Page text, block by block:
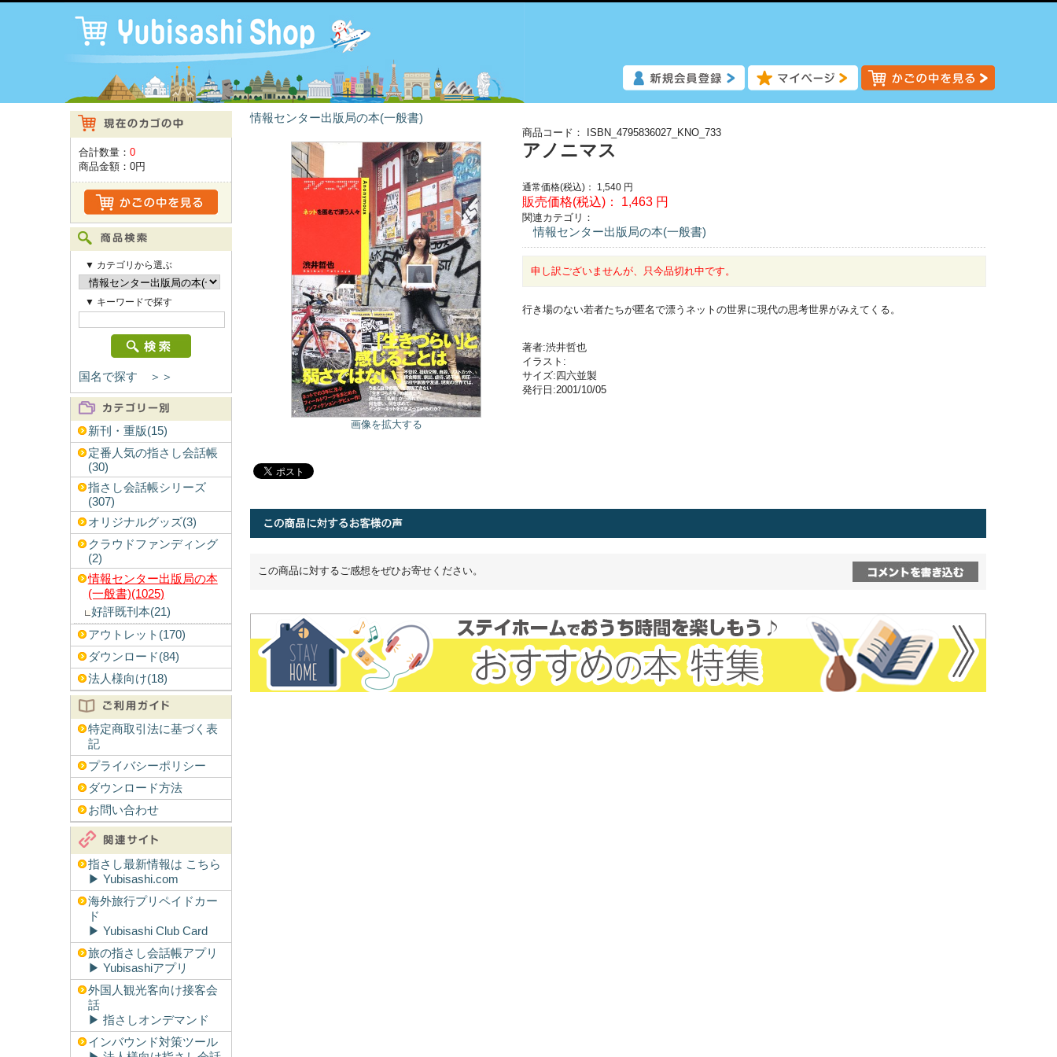
合計数量： 0
商品金額： 0円
▼ カテゴリから選ぶ
▼ キーワードで探す
国名で探す ＞＞
新刊・重版(15)
定番人気の指さし会話帳
(30)
指さし会話帳シリーズ
(307)
オリジナルグッズ(3)
クラウドファンディング
(2)
情報センター出版局の本
(一般書)(1025)
好評既刊本(21)
アウトレット(170)
ダウンロード(84)
法人様向け(18)
特定商取引法に基づく表
記
プライバシーポリシー
ダウンロード方法
お問い合わせ
指さし最新情報は こちら
▶︎ Yubisashi.com
海外旅行プリペイドカー
ド
▶︎ Yubisashi Club Card
旅の指さし会話帳アプリ
▶︎ Yubisashiアプリ
外国人観光客向け接客会
話
▶︎ 指さしオンデマンド
インバウンド対策ツール
情報センター出版局の本(一般書)
画像を拡大する
商品コード： ISBN_4795836027_KNO_733
アノニマス
通常価格(税込)： 1,540 円
販売価格(税込)： 1,463 円
関連カテゴリ：
情報センター出版局の本(一般書)
申し訳ございませんが、只今品切れ中です。
行き場のない若者たちが匿名で漂うネットの世界に現代の思考世界がみえてくる。
著者:渋井哲也
イラスト:
サイズ:四六並製
発行日:2001/10/05
この商品に対するご感想をぜひお寄せください。